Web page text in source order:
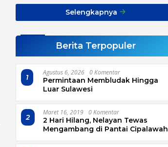
Semua
Selengkapnya
Berita Terpopuler
1
Agustus 6, 2026 0 Komentar
Permintaan Membludak Hingga
Luar Sulawesi
2
Maret 16, 2019 0 Komentar
2 Hari Hilang, Nelayan Tewas
Mengambang di Pantai Cipalawah